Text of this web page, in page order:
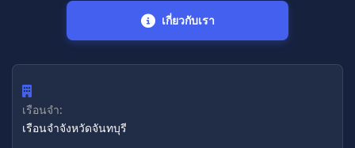
เกี่ยวกับเรา
เรือนจำ:
เรือนจำจังหวัดจันทบุรี